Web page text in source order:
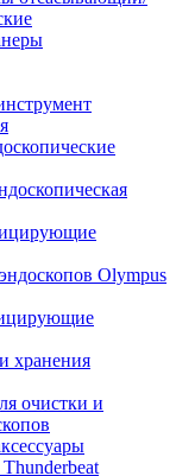
Olympus
хранения
очистки и